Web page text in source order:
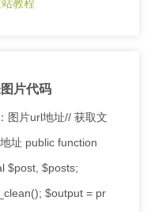
教程
片代码
图片url地址// 获取文
址 public function
$post, $posts;
$output = pr